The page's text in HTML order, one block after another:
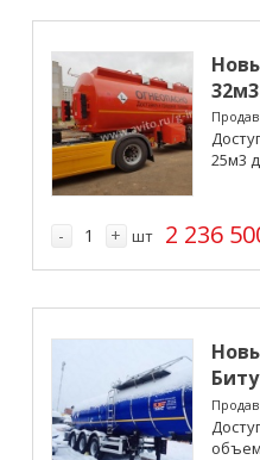
25м3
- + шт 2 236